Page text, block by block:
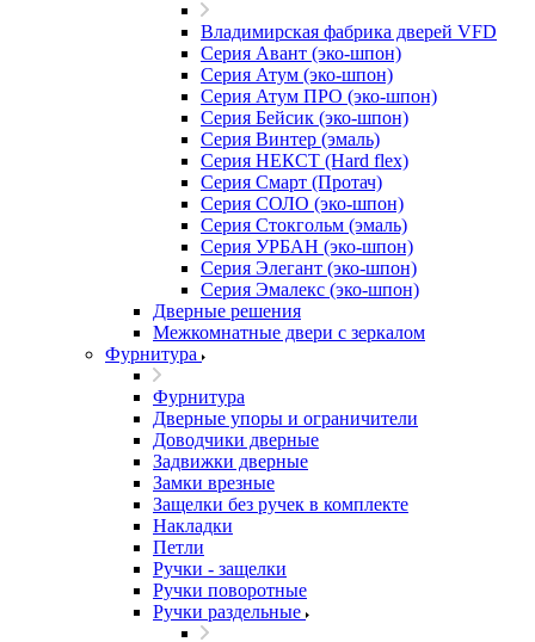
Владимирская фабрика дверей VFD
Серия Авант (эко-шпон)
Серия Атум (эко-шпон)
Серия Атум ПРО (эко-шпон)
Серия Бейсик (эко-шпон)
Серия Винтер (эмаль)
Серия НЕКСТ (Hard flex)
Серия Смарт (Протач)
Серия СОЛО (эко-шпон)
Серия Стокгольм (эмаль)
Серия УРБАН (эко-шпон)
Серия Элегант (эко-шпон)
Серия Эмалекс (эко-шпон)
Дверные решения
Межкомнатные двери c зеркалом
Фурнитура
Фурнитура
Дверные упоры и ограничители
Доводчики дверные
Задвижки дверные
Замки врезные
Защелки без ручек в комплекте
Накладки
Петли
Ручки - защелки
Ручки поворотные
Ручки раздельные